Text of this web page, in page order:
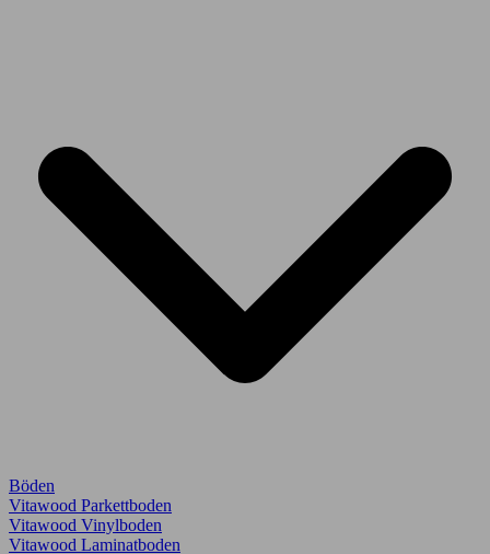
Böden
Vitawood Parkettboden
Vitawood Vinylboden
Vitawood Laminatboden